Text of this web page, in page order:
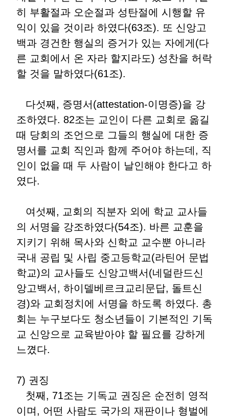
히 부활절과 오순절과 성탄절에 시행할 유
익이 있을 것이라 하였다(63조). 또 신앙고
백과 경건한 행실의 증거가 있는 자에게(다
른 교회에서 온 자라 할지라도) 성찬을 허락
할 것을 말하였다(61조).
다섯째, 증명서(attestation-이명증)을 강
조하였다. 82조는 교인이 다른 교회로 옮길
때 당회의 조언으로 그들의 행실에 대한 증
명서를 교회 직인과 함께 주어야 하는데, 직
인이 없을 때 두 사람이 날인해야 한다고 하
였다.
여섯째, 교회의 직분자 외에 학교 교사들
의 서명을 강조하였다(54조). 바른 교훈을
지키기 위해 목사와 신학교 교수뿐 아니라
국내 공립 및 사립 중고등학교(라틴어 문법
학교)의 교사들도 신앙고백서(네덜란드신
앙고백서, 하이델베르크교리문답, 돌트신
경)와 교회정치에 서명을 하도록 하였다. 총
회는 누구보다도 청소년들이 기본적인 기독
교 신앙으로 교육받아야 할 필요를 강하게
느꼈다.
7) 권징
첫째, 71조는 기독교 권징은 순전히 영적
이며, 어떤 사람도 국가의 재판이나 형벌에